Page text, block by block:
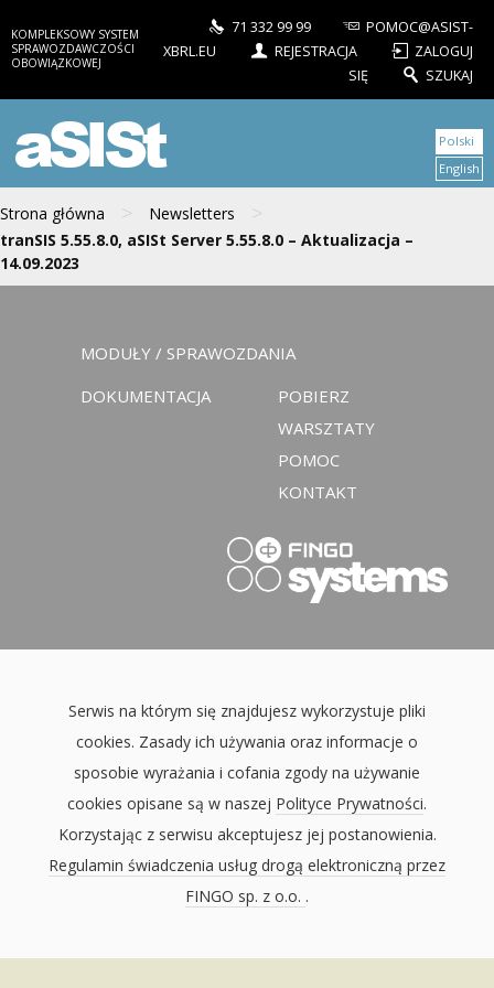
KOMPLEKSOWY SYSTEM
SPRAWOZDAWCZOŚCI
OBOWIĄZKOWEJ
71 332 99 99
POMOC@ASIST-
XBRL.EU
REJESTRACJA
ZALOGUJ
SIĘ
SZUKAJ
aSISt
Strona główna > Newsletters >
tranSIS 5.55.8.0, aSISt Server 5.55.8.0 – Aktualizacja –
14.09.2023
Polski
English
MODUŁY / SPRAWOZDANIA
DOKUMENTACJA
POBIERZ
WARSZTATY
POMOC
KONTAKT
Serwis na którym się znajdujesz wykorzystuje pliki
cookies. Zasady ich używania oraz informacje o
sposobie wyrażania i cofania zgody na używanie
cookies opisane są w naszej Polityce Prywatności.
Korzystając z serwisu akceptujesz jej postanowienia.
Regulamin świadczenia usług drogą elektroniczną przez
FINGO sp. z o.o. .